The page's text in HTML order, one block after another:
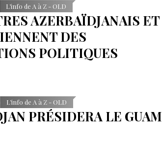
L’info de A à Z - OLD
AZERBAÏDJANAIS ET
DES
POLITIQUES
L’info de A à Z - OLD
PRÉSIDERA LE